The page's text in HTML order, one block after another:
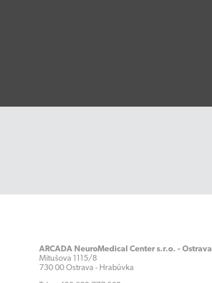
ARCADA NeuroMedical Center s.r.o. - Ostrava
Mitušova 1115/8
730 00 Ostrava - Hrabůvka